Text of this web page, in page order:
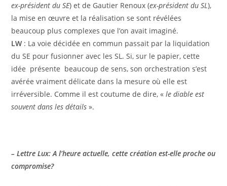
ex-président du SE) et de Gautier Renoux (ex-président du SL),
la mise en œuvre et la réalisation se sont révélées
beaucoup plus complexes que l’on avait imaginé.
LW : La voie décidée en commun passait par la liquidation
du SE pour fusionner avec les SL. Si, sur le papier, cette
idée présente beaucoup de sens, son orchestration s’est
avérée vraiment délicate dans la mesure où elle est
irréversible. Comme il est coutume de dire, «le diable est
souvent dans les détails».
– Lettre Lux: A l’heure actuelle, cette création est-elle proche ou
compromise?